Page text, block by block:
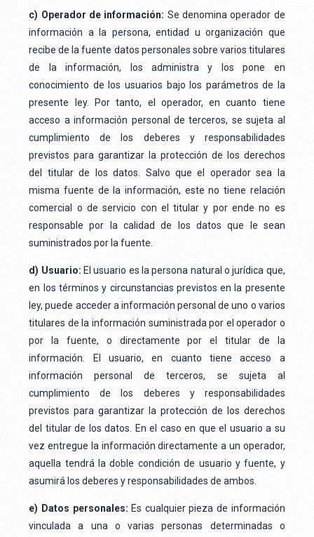
c) Operador de información: Se denomina operador de
información a la persona, entidad u organización que
recibe de la fuente datos personales sobre varios titulares
de la información, los administra y los pone en
conocimiento de los usuarios bajo los parámetros de la
presente ley. Por tanto, el operador, en cuanto tiene
acceso a información personal de terceros, se sujeta al
cumplimiento de los deberes y responsabilidades
previstos para garantizar la protección de los derechos
del titular de los datos. Salvo que el operador sea la
misma fuente de la información, este no tiene relación
comercial o de servicio con el titular y por ende no es
responsable por la calidad de los datos que le sean
suministrados por la fuente.
d) Usuario: El usuario es la persona natural o jurídica que,
en los términos y circunstancias previstos en la presente
ley, puede acceder a información personal de uno o varios
titulares de la información suministrada por el operador o
por la fuente, o directamente por el titular de la
información. El usuario, en cuanto tiene acceso a
información personal de terceros, se sujeta al
cumplimiento de los deberes y responsabilidades
previstos para garantizar la protección de los derechos
del titular de los datos. En el caso en que el usuario a su
vez entregue la información directamente a un operador,
aquella tendrá la doble condición de usuario y fuente, y
asumirá los deberes y responsabilidades de ambos.
e) Datos personales: Es cualquier pieza de información
vinculada a una o varias personas determinadas o